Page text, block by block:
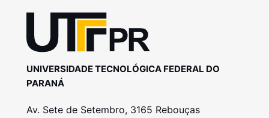
UNIVERSIDADE TECNOLÓGICA FEDERAL DO
PARANÁ
Av. Sete de Setembro, 3165 Rebouças